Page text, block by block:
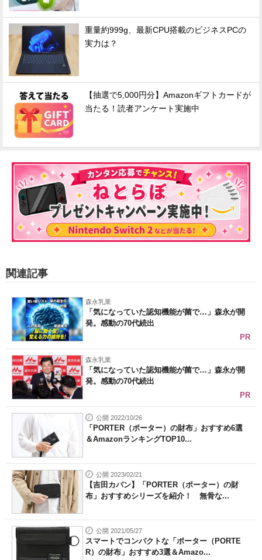
重量約999g、最新CPU搭載のビジネスPCの
実力は？
【抽選で5,000円分】Amazonギフトカードが
当たる！読者アンケート実施中
関連記事
森永乳業
「気になっていた認知機能が菌で…」森永が開
発。感動の70代続出
PR
森永乳業
「気になっていた認知機能が菌で…」森永が開
発。感動の70代続出
PR
公開 2022/10/26
「PORTER（ポーター）の財布」おすすめ6選
＆AmazonランキングTOP10...
公開 2023/02/21
【吉田カバン】「PORTER（ポーター）の財
布」おすすめシリーズを紹介！ 無骨な...
公開 2021/05/27
スマートでコンパクトな「ポーター（PORTE
R）の財布」おすすめ3選＆Amazo...